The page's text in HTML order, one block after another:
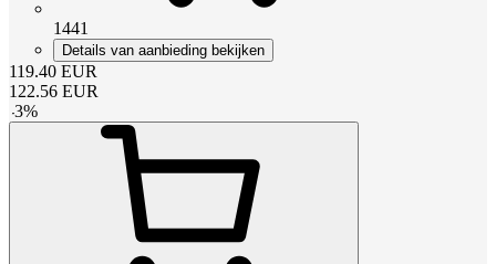
1441
Details van aanbieding bekijken
119.40 EUR
122.56 EUR
-3%